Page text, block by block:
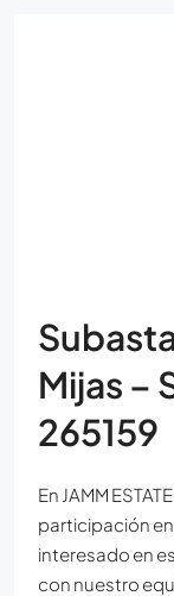
Mijas –
265159
En JAMM
participación
interesado en
con nuestro